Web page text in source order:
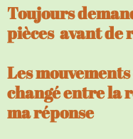
Toujours
pièces avant de
Les
changé entre la
ma réponse